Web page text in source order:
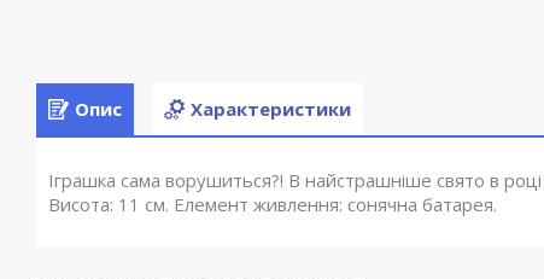
Опис Характеристики
Іграшка сама ворушиться?! В найстрашніше свято в
Висота: 11 см. Елемент живлення: сонячна батарея.